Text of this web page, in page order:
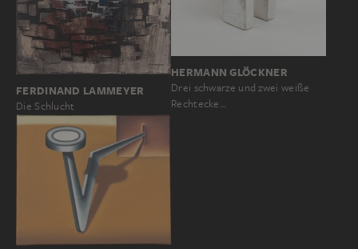
FERDINAND LAMMEYER
Die Schlucht
HERMANN GLÖCKNER
Drei schwarze und zwei weiße
Rechtecke…